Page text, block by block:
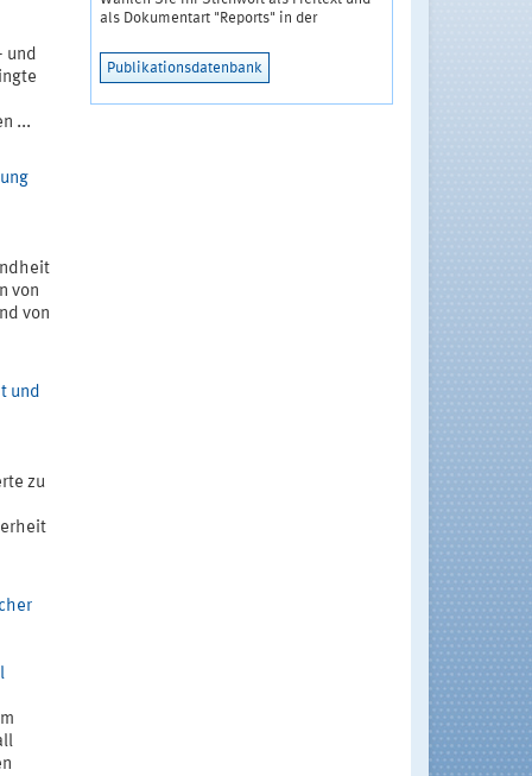
und
...
von
von
und
zu
als Dokumentart "Reports" in der
Publikationsdatenbank